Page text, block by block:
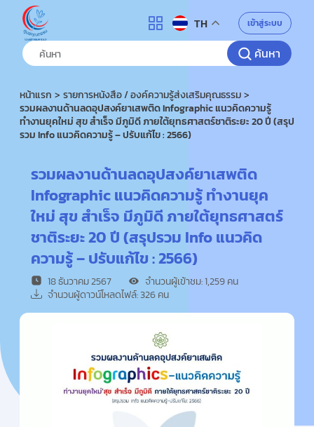
ศูนย์คุณธรรม TH เข้าสู่ระบบ
ค้นหา
หน้าแรก
รายการหนังสือ / องค์ความรู้ส่งเสริมคุณธรรม
รวมผลงานด้านลดอุปสงค์ยาเสพติด Infographic แนวคิดความรู้
ทำงานยุคใหม่ สุข สำเร็จ มีภูมิดี ภายใต้ยุทธศาสตร์ชาติระยะ 20 ปี (สรุป
รวม Info แนวคิดความรู้ – ปรับแก้ไข : 2566)
รวมผลงานด้านลดอุปสงค์ยาเสพติด
Infographic แนวคิดความรู้ ทำงานยุค
ใหม่ สุข สำเร็จ มีภูมิดี ภายใต้ยุทธศาสตร์
ชาติระยะ 20 ปี (สรุปรวม Info แนวคิด
ความรู้ – ปรับแก้ไข : 2566)
18 ธันวาคม 2567
จำนวนผู้เข้าชม: 1,259 คน
จำนวนผู้ดาวน์โหลดไฟล์: 326 คน